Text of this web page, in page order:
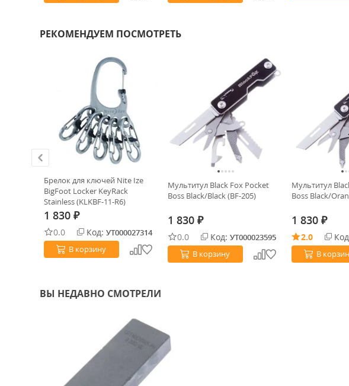
РЕКОМЕНДУЕМ ПОСМОТРЕТЬ
Брелок для ключей Nite Ize
BigFoot Locker KeyRack
Stainless (KLKBF-11-R6)
1 830 ₽
0.0 Код: УТ000027314
В корзину
Мультитул Black Fox Pocket
Boss Black/Black (BF-205)
1 830 ₽
0.0 Код: УТ000023595
В корзину
Мультитул
Boss Black/
1 830 ₽
2.0
В
ВЫ НЕДАВНО СМОТРЕЛИ